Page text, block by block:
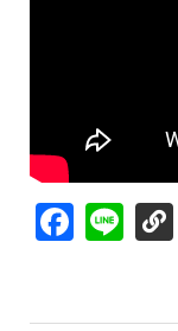
Facebook
Line